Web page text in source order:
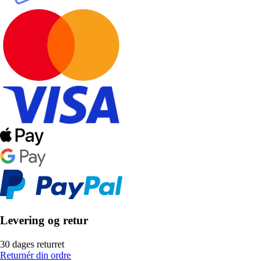
Levering og retur
30 dages returret
Returnér din ordre